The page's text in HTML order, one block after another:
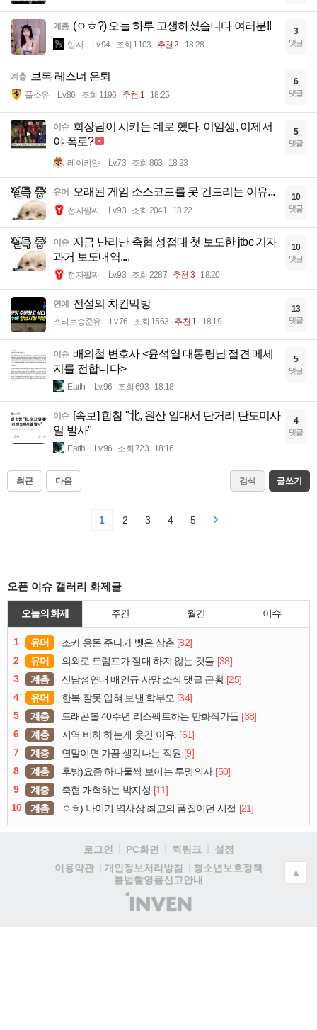
계층 (ㅇㅎ?) 오늘 하루 고생하셨습니다 여러분!!
입사 Lv.94 조회 1103 추천 2 18:28
3
댓글
계층 브록 레스너 은퇴
풀소유 Lv.86 조회 1196 추천 1 18:25
6
댓글
이슈 회장님이 시키는 데로 했다. 이임생, 이제서
야 폭로?
레이키얀 Lv.73 조회 863 18:23
5
댓글
유머 오래된 게임 소스코드를 못 건드리는 이유...
전자팔찌 Lv.93 조회 2041 18:22
10
댓글
이슈 지금 난리난 축협 성접대 첫 보도한 jtbc 기자
과거 보도내역....
전자팔찌 Lv.93 조회 2287 추천 3 18:20
10
댓글
연예 전설의 치킨먹방
스티브승준유 Lv.76 조회 1563 추천 1 18:19
13
댓글
이슈 배의철 변호사 <윤석열 대통령님 접견 메세
지를 전합니다>
Earth Lv.96 조회 693 18:18
5
댓글
이슈 [속보] 합참 "北, 원산 일대서 단거리 탄도미사
일 발사"
Earth Lv.96 조회 723 18:16
4
댓글
최근 다음 검색 글쓰기
1 2 3 4 5
오픈 이슈 갤러리 화제글
오늘의 화제 주간 월간 이슈
1 유머 조카 용돈 주다가 뺏은 삼촌 [82]
2
유머 의외로 트럼프가 절대 하지 않는 것들 [38]
3
계층 신남성연대 배인규 사망 소식 댓글 근황 [25]
4
유머 한복 잘못 입혀 보낸 학부모 [34]
5
계층 드래곤볼 40주년 리스펙트하는 만화작가들 [38]
6
계층 지역 비하 하는게 웃긴 이유. [61]
7
계층 연말이면 가끔 생각나는 직원 [9]
8
계층 후방)요즘 하나둘씩 보이는 투명의자 [50]
9
계층 축협 개혁하는 박지성 [11]
10
계층 ㅇㅎ) 나이키 역사상 최고의 품질이던 시절 [21]
로그인 PC화면 퀵링크
설정
이용약관
개인정보처리방침
청소년보호정책
불법촬영물신고안내
(주)
인
▲